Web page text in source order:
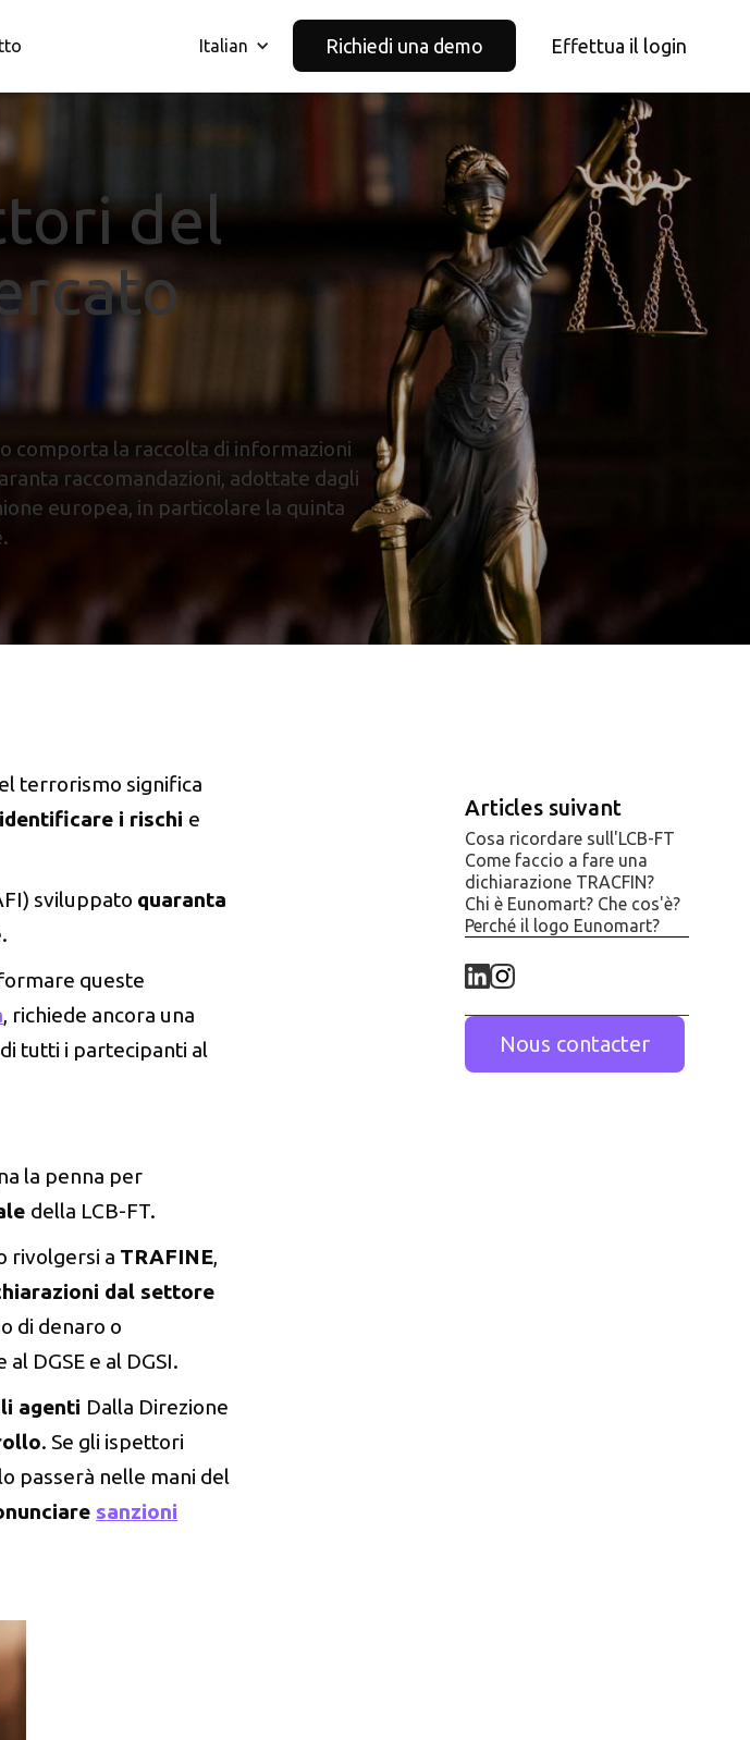
Italian Richiedi una demo Effettua il login
del
comporta la raccolta di informazioni
raccomandazioni, adottate dagli
europea, in particolare la quinta
terrorismo significa
identificare i rischi e
sviluppato quaranta
queste
, richiede ancora una
tutti i partecipanti al
la penna per
della LCB-FT.
rivolgersi a TRAFINE,
dal settore
di denaro o
DGSE e al DGSI.
agenti Dalla Direzione
. Se gli ispettori
passerà nelle mani del
sanzioni
Articles suivant
Cosa ricordare sull'LCB-FT
Come faccio a fare una
dichiarazione TRACFIN?
Chi è Eunomart? Che cos'è?
Perché il logo Eunomart?
Nous contacter